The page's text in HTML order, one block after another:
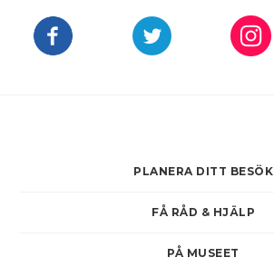
PLANERA DITT BESÖK
FÅ RÅD & HJÄLP
PÅ MUSEET